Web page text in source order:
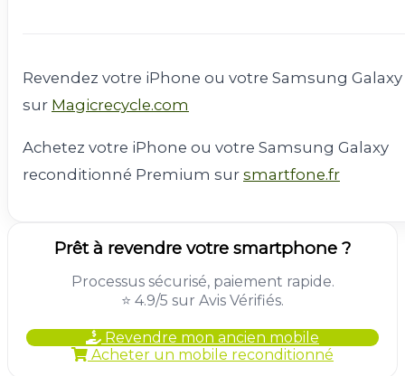
Revendez votre iPhone ou votre Samsung Galaxy
sur Magicrecycle.com
Achetez votre iPhone ou votre Samsung Galaxy
reconditionné Premium sur smartfone.fr
Prêt à revendre votre smartphone ?
Processus sécurisé, paiement rapide.
⭐ 4.9/5 sur Avis Vérifiés.
Revendre mon ancien mobile
Acheter un mobile reconditionné